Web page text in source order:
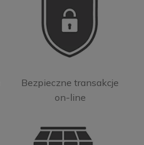
Bezpieczne transakcje
on-line